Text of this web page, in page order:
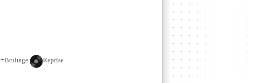
Bruitage Reprise